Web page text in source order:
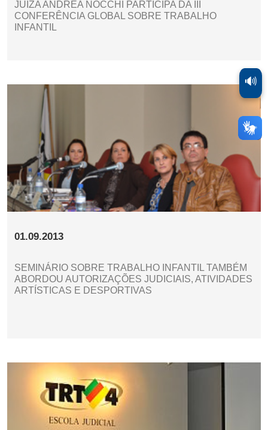
JUÍZA ANDRÉA NOCCHI PARTICIPA DA III
CONFERÊNCIA GLOBAL SOBRE TRABALHO
INFANTIL
01.09.2013
SEMINÁRIO SOBRE TRABALHO INFANTIL TAMBÉM
ABORDOU AUTORIZAÇÕES JUDICIAIS, ATIVIDADES
ARTÍSTICAS E DESPORTIVAS
🔊